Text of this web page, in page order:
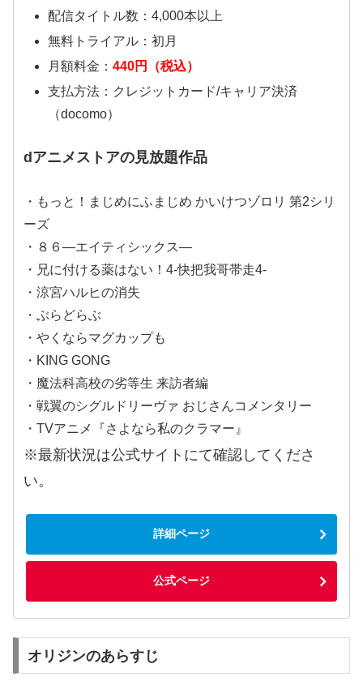
配信タイトル数：4,000本以上
無料トライアル：初月
月額料金： 440円（税込）
支払方法：クレジットカード/キャリア決済
（docomo）
dアニメストアの見放題作品
・もっと！まじめにふまじめ かいけつゾロリ 第2シリ
ーズ
・８６―エイティシックス―
・兄に付ける薬はない！4-快把我哥帯走4-
・涼宮ハルヒの消失
・ぶらどらぶ
・やくならマグカップも
・KING GONG
・魔法科高校の劣等生 来訪者編
・戦翼のシグルドリーヴァ おじさんコメンタリー
・TVアニメ『さよなら私のクラマー』
※最新状況は公式サイトにて確認してくださ
い。
詳細ページ
公式ページ
オリジンのあらすじ